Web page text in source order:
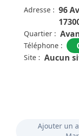
Très bien.
Adresse : 96
Quartier :
Téléphone :
Site : Aucun
Ajouter un